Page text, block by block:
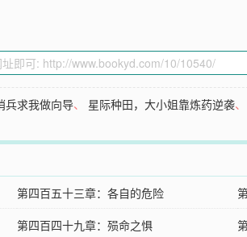
兵求我做向导、 星际种田，大小姐靠炼药逆袭
第四百五十三章：各自的危险
第四百四十九章：殒命之惧